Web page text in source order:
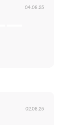
04.08.25
02.08.25